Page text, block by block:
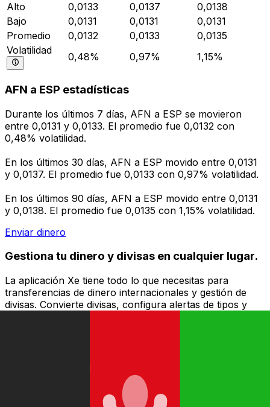
Alto
0,0133 0,0137
0,0138
Bajo
0,0131 0,0131
0,0131
Promedio
0,0132 0,0133
0,0135
Volatilidad
0,48% 0,97% 1,15%
AFN a ESP estadísticas
Durante los últimos 7 días, AFN a ESP se movieron
entre 0,0131 y 0,0133. El promedio fue 0,0132 con
0,48% volatilidad.
En los últimos 30 días, AFN a ESP movido entre 0,0131
y 0,0137. El promedio fue 0,0133 con 0,97% volatilidad.
En los últimos 90 días, AFN a ESP movido entre 0,0131
y 0,0138. El promedio fue 0,0135 con 1,15% volatilidad.
Enviar dinero
Gestiona tu dinero y divisas en cualquier lugar.
La aplicación Xe tiene todo lo que necesitas para
transferencias de dinero internacionales y gestión de
divisas. Convierte divisas, configura alertas de tipos y